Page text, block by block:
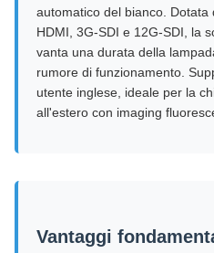
automatico del bianco.
HDMI, 3G-SDI e 12G-SDI, la
vanta una durata della
rumore di funzionamento.
utente inglese, ideale per la
all'estero con imaging
Vantaggi